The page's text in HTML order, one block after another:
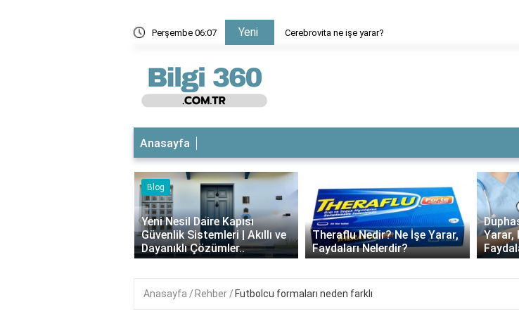
Perşembe 06:07 Yeni Cerebrovita ne işe yarar?
Anasayfa
Blog
Yeni Nesil Daire Kapısı
Güvenlik Sistemleri | Akıllı ve
Dayanıklı Çözümler..
Theraflu Nedir? Ne İşe Yarar,
Faydaları Nelerdir?
Yarar,
‹
Anasayfa Rehber Futbolcu formaları neden farklı